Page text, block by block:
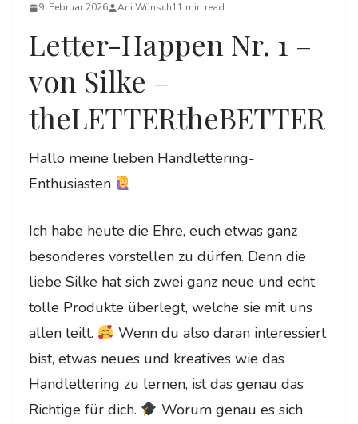
9. Februar 2026 Ani Wünsch11 min read
Letter-Happen Nr. 1 –
von Silke –
theLETTERtheBETTER
Hallo meine lieben Handlettering-
Enthusiasten
Ich habe heute die Ehre, euch etwas ganz
besonderes vorstellen zu dürfen. Denn die
liebe Silke hat sich zwei ganz neue und echt
tolle Produkte überlegt, welche sie mit uns
allen teilt.
Wenn du also daran interessiert
bist, etwas neues und kreatives wie das
Handlettering zu lernen, ist das genau das
Richtige für dich.
Worum genau es sich